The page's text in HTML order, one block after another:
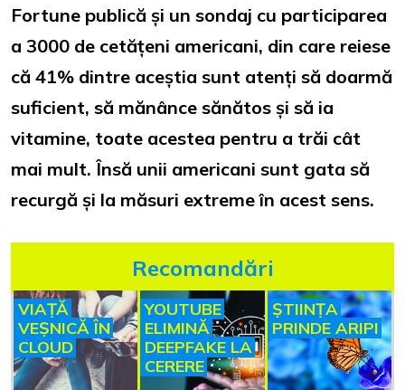
Fortune publică și un sondaj cu participarea
a 3000 de cetățeni americani, din care reiese
că 41% dintre aceștia sunt atenți să doarmă
suficient, să mănânce sănătos și să ia
vitamine, toate acestea pentru a trăi cât
mai mult. Însă unii americani sunt gata să
recurgă și la măsuri extreme în acest sens.
Recomandări
VIAȚĂ
VEȘNICĂ ÎN
CLOUD
YOUTUBE
ELIMINĂ
DEEPFAKE LA
CERERE
ȘTIINȚA
PRINDE ARIPI